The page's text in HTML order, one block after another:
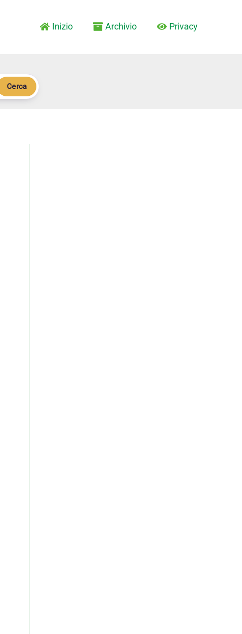
Inizio Archivio Privacy
Cerca